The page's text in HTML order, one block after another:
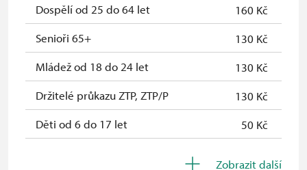
Průkaz zaměstnance NPÚ (+ až 3
rodinní příslušníci)
zdarma
Průkaz Náš člověk *
zdarma
* Platí pouze pro jednu osobu
(držitele průkazu)
Dospělí od 25 do 64 let
160 Kč
Senioři 65+
130 Kč
Mládež od 18 do 24 let
130 Kč
Držitelé průkazu ZTP, ZTP/P
130 Kč
Děti od 6 do 17 let
50 Kč
Zobrazit další